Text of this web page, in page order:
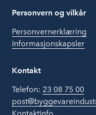
Personvern og vilkår
Personvernerklæring
Informasjonskapsler
Kontakt
Telefon: 23 08 75 00